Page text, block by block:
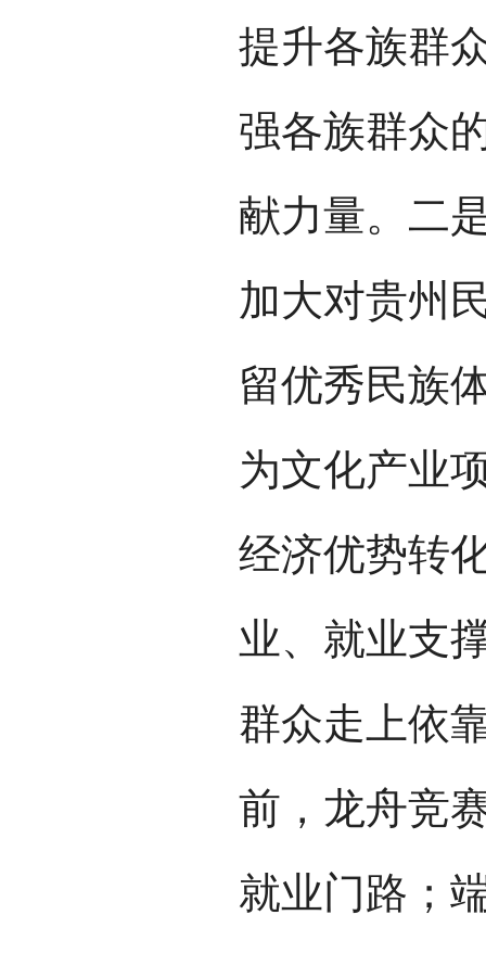
提升各族群
强各族群众
献力量。二
加大对贵州
留优秀民族
为文化产业
经济优势转
业、就业支
群众走上依
前，龙舟竞
就业门路；